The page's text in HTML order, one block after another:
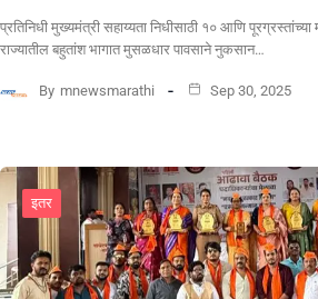
प्रतिनिधी मुख्यमंत्री सहाय्यता निधीसाठी १० आणि पूरग्रस्तांच्या
राज्यातील बहुतांश भागात मुसळधार पावसाने नुकसान…
By mnewsmarathi Sep 30, 2025
इतर